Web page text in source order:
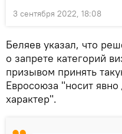
3 сентября 2022, 18:08
Беляев указал, что
о запрете категорий
призывом принять
Евросоюза "носит
характер".